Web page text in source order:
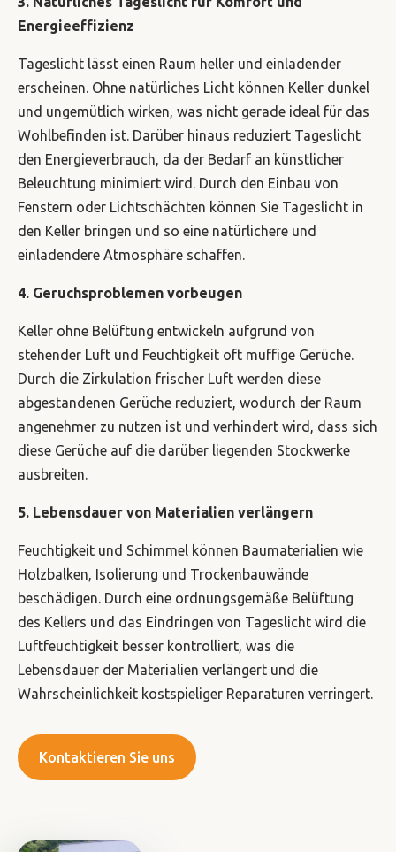
Energieeffizienz
Tageslicht lässt einen Raum heller und einladender
erscheinen. Ohne natürliches Licht können Keller dunkel
und ungemütlich wirken, was nicht gerade ideal für das
Wohlbefinden ist. Darüber hinaus reduziert Tageslicht
den Energieverbrauch, da der Bedarf an künstlicher
Beleuchtung minimiert wird. Durch den Einbau von
Fenstern oder Lichtschächten können Sie Tageslicht in
den Keller bringen und so eine natürlichere und
einladendere Atmosphäre schaffen.
4. Geruchsproblemen vorbeugen
Keller ohne Belüftung entwickeln aufgrund von
stehender Luft und Feuchtigkeit oft muffige Gerüche.
Durch die Zirkulation frischer Luft werden diese
abgestandenen Gerüche reduziert, wodurch der Raum
angenehmer zu nutzen ist und verhindert wird, dass sich
diese Gerüche auf die darüber liegenden Stockwerke
ausbreiten.
5. Lebensdauer von Materialien verlängern
Feuchtigkeit und Schimmel können Baumaterialien wie
Holzbalken, Isolierung und Trockenbauwände
beschädigen. Durch eine ordnungsgemäße Belüftung
des Kellers und das Eindringen von Tageslicht wird die
Luftfeuchtigkeit besser kontrolliert, was die
Lebensdauer der Materialien verlängert und die
Wahrscheinlichkeit kostspieliger Reparaturen verringert.
Kontaktieren Sie uns